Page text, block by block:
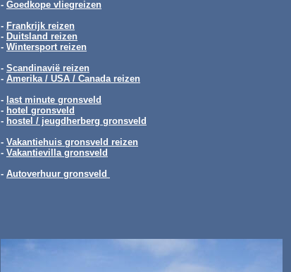
- Goedkope vliegreizen
- Frankrijk reizen
- Duitsland reizen
- Wintersport reizen
- Scandinavië reizen
- Amerika / USA / Canada reizen
- last minute gronsveld
- hotel gronsveld
- hostel / jeugdherberg gronsveld
- Vakantiehuis gronsveld reizen
- Vakantievilla gronsveld
- Autoverhuur gronsveld